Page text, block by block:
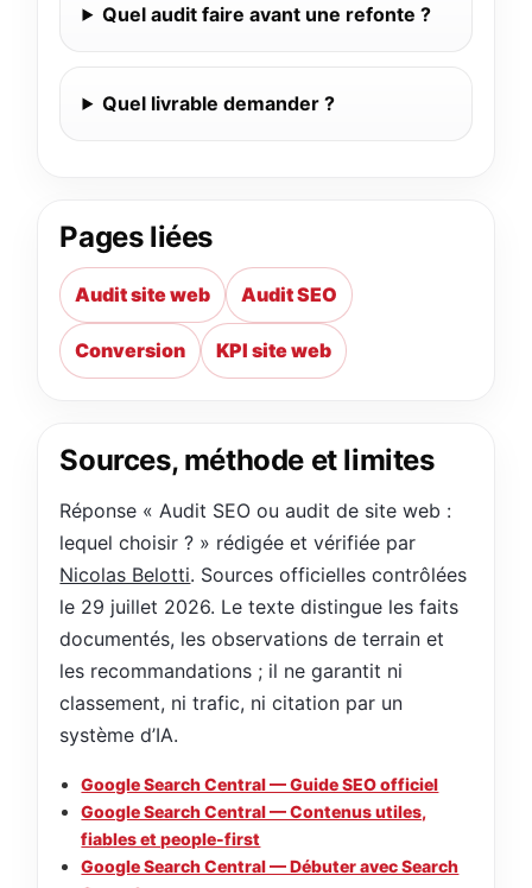
Quel audit faire avant une refonte ?
Quel livrable demander ?
Pages liées
Audit site web Audit SEO
Conversion KPI site web
Sources, méthode et limites
Réponse « Audit SEO ou audit de site web :
lequel choisir ? » rédigée et vérifiée par
Nicolas Belotti. Sources officielles contrôlées
le 29 juillet 2026. Le texte distingue les faits
documentés, les observations de terrain et
les recommandations ; il ne garantit ni
classement, ni trafic, ni citation par un
système d’IA.
Google Search Central — Guide SEO officiel
Google Search Central — Contenus utiles,
fiables et people-first
Google Search Central — Débuter avec Search